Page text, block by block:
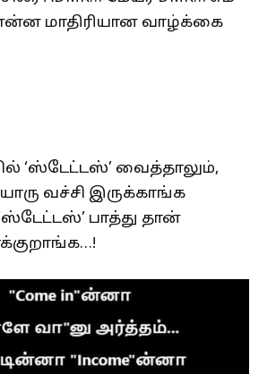
மாதிரியான வாழ்க்கை
‘ஸ்டேட்டஸ்’ வைத்தாலும்,
வச்சி இருக்காங்க
பாத்து தான்